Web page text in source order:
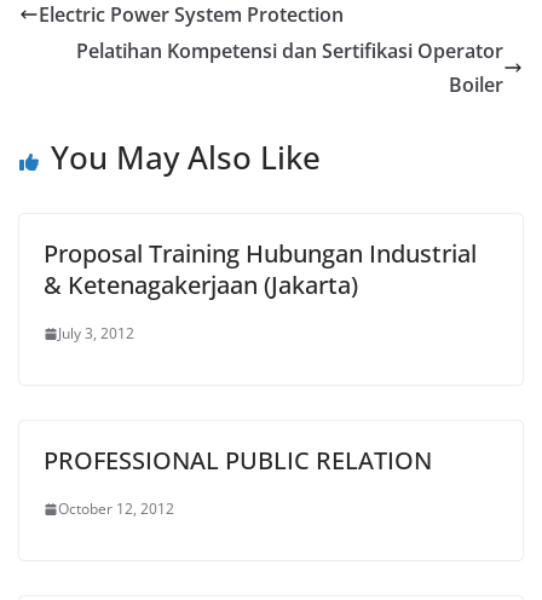
Electric Power System Protection
Pelatihan Kompetensi dan Sertifikasi Operator
Boiler
You May Also Like
Proposal Training Hubungan Industrial
& Ketenagakerjaan (Jakarta)
July 3, 2012
PROFESSIONAL PUBLIC RELATION
October 12, 2012